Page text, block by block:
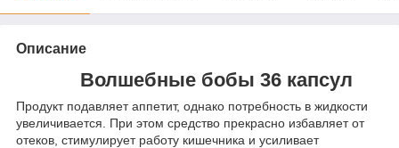
Описание
Волшебные бобы 36 капсул
Продукт подавляет аппетит, однако потребность в жидкости
увеличивается. При этом средство прекрасно избавляет от
отеков, стимулирует работу кишечника и усиливает